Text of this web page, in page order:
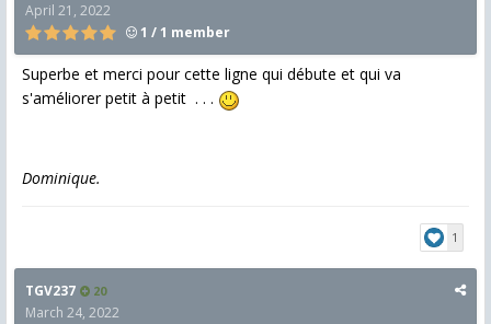
April 21, 2022
1 / 1 member
Superbe et merci pour cette ligne qui débute et qui va
s'améliorer petit à petit . . .
Dominique.
1
TGV237 20
March 24, 2022